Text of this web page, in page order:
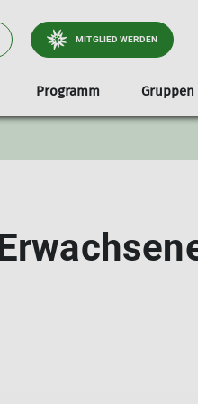
MITGLIED WERDEN
Programm
Infos & Anmeldung
Schwierigkeitsbewertung
& Naturschutz
Digitaler
Dokumente